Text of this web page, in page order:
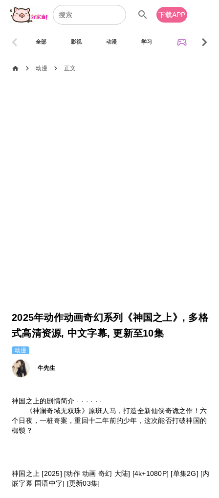
search 下载APP
全部 影视 动漫 学习 sports_esports
chevron_left chevron_right
home chevron_right 动漫 chevron_right 正文
2025年动作动画奇幻系列《神国之上》, 多格
式高清资源, 中文字幕, 更新至10集
动漫
牛先生
神国之上的剧情简介 · · · · · ·
《神澜奇域无双珠》原班人马，打造全新仙侠奇诡之作！六
个日夜，一桩奇案，重回十二年前的少年，这次能否打破神国的
枷锁？
神国之上 [2025] [动作 动画 奇幻 大陆] [4k+1080P] [单集2G] [内
嵌字幕 国语中字] [更新03集]